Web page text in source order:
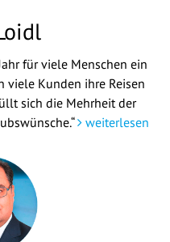
für viele Menschen ein
viele Kunden ihre Reisen
sich die Mehrheit der
weiterlesen